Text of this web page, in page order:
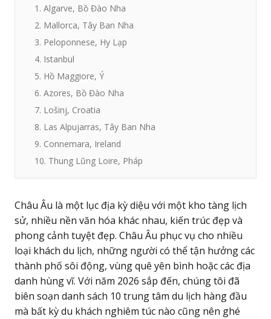
1. Algarve, Bồ Đào Nha
2. Mallorca, Tây Ban Nha
3. Peloponnese, Hy Lạp
4. Istanbul
5. Hồ Maggiore, Ý
6. Azores, Bồ Đào Nha
7. Lošinj, Croatia
8. Las Alpujarras, Tây Ban Nha
9. Connemara, Ireland
10. Thung Lũng Loire, Pháp
Châu Âu là một lục địa kỳ diệu với một kho tàng lịch
sử, nhiều nền văn hóa khác nhau, kiến trúc đẹp và
phong cảnh tuyệt đẹp. Châu Âu phục vụ cho nhiều
loại khách du lịch, những người có thể tận hưởng các
thành phố sôi động, vùng quê yên bình hoặc các địa
danh hùng vĩ. Với năm 2026 sắp đến, chúng tôi đã
biên soạn danh sách 10 trung tâm du lịch hàng đầu
mà bất kỳ du khách nghiêm túc nào cũng nên ghé